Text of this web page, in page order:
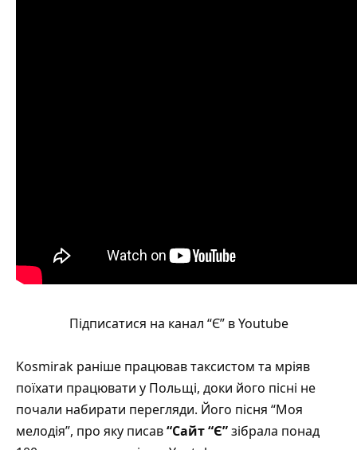
Підписатися на канал “Є” в Youtube
Kosmirak раніше працював таксистом та мріяв
поїхати працювати у Польщі, доки його пісні не
почали набирати перегляди. Його пісня “Моя
мелодія”, про яку писав“Сайт “Є”зібрала понад